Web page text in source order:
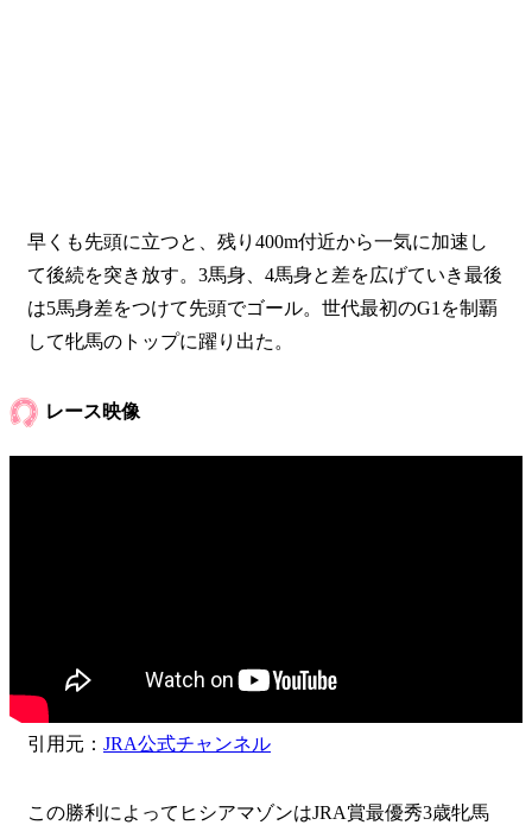
早くも先頭に立つと、残り400m付近から一気に加速し
て後続を突き放す。3馬身、4馬身と差を広げていき最後
は5馬身差をつけて先頭でゴール。世代最初のG1を制覇
して牝馬のトップに躍り出た。
レース映像
引用元： JRA公式チャンネル
この勝利によってヒシアマゾンはJRA賞最優秀3歳牝馬